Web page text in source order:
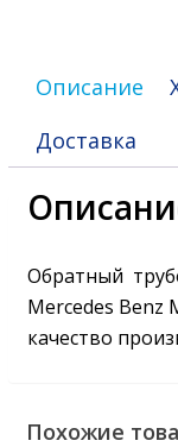
Описание
Доставка
Обратный
Mercedes Benz
качество
Похожие